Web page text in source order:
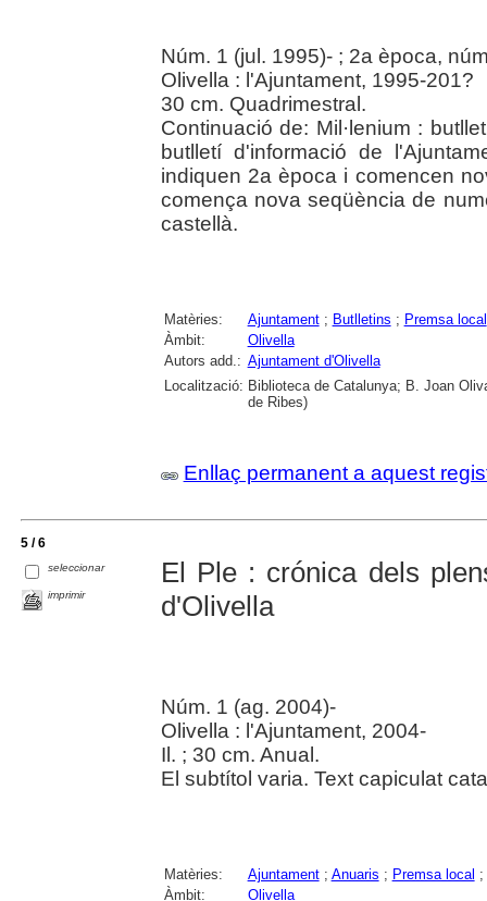
Núm. 1 (jul. 1995)- ; 2a època,
Olivella : l'Ajuntament, 1995-201?
30 cm. Quadrimestral.
Continuació de: Mil·lenium :
butlletí d'informació de
indiquen 2a època i comencen
comença nova seqüència de
castellà.
Matèries: Ajuntament; Butlletins ; Premsa local
Àmbit:
Olivella
Autors add.: Ajuntament d'Olivella
Localització: Biblioteca de Catalunya; B. Joan
de Ribes)
Enllaç permanent a aquest
5 / 6
seleccionar
imprimir
El Ple : crónica dels
d'Olivella
Núm. 1 (ag. 2004)-
Olivella : l'Ajuntament, 2004-
Il. ; 30 cm. Anual.
El subtítol varia. Text capiculat
Matèries: Ajuntament; Anuaris ; Premsa local ;
Àmbit:
Olivella